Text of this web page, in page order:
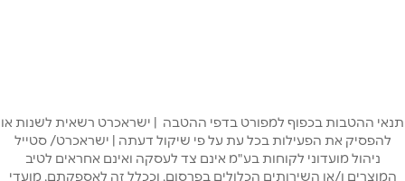
טלפון*
אימייל*
תנאי ההטבות בכפוף למפורט בדפי ההטבה | ישראכרט רשאית לשנות או
להפסיק את הפעילות בכל עת על פי שיקול דעתה | ישראכרט/ סטייל
ניהול מועדוני לקוחות בע"מ אינם צד לעסקה ואינם אחראים לטיב
המוצרים ו/או השירותים הכלולים בפרסום, וככלל זה לאספקתם, מועדי